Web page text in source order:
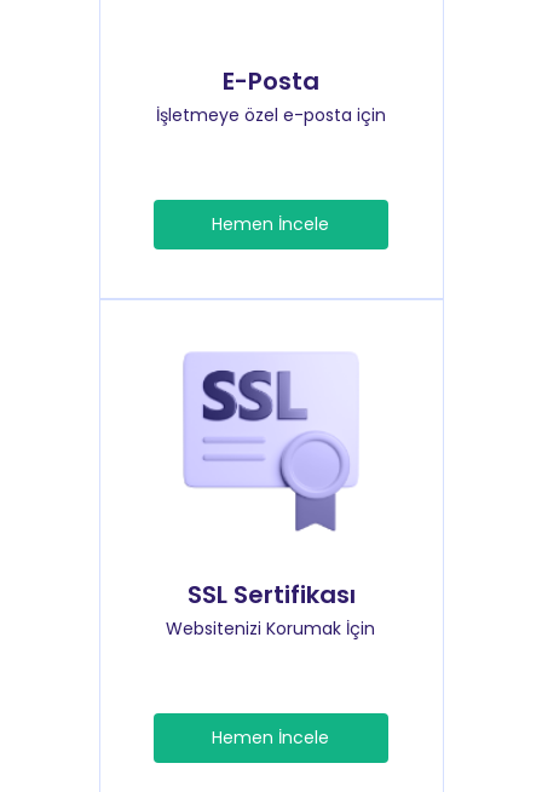
E-Posta
İşletmeye özel e-posta için
Hemen İncele
SSL Sertifikası
Websitenizi Korumak İçin
Hemen İncele